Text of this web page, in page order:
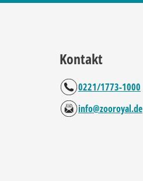
Kontakt
0221/1773-1000
info@zooroyal.de